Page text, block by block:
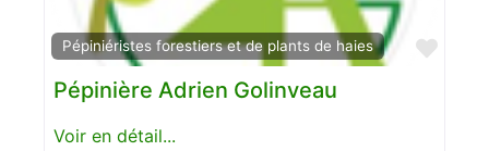
Pépiniéristes forestiers et de plants de haies
Pépinière Adrien Golinveau
Voir en détail...